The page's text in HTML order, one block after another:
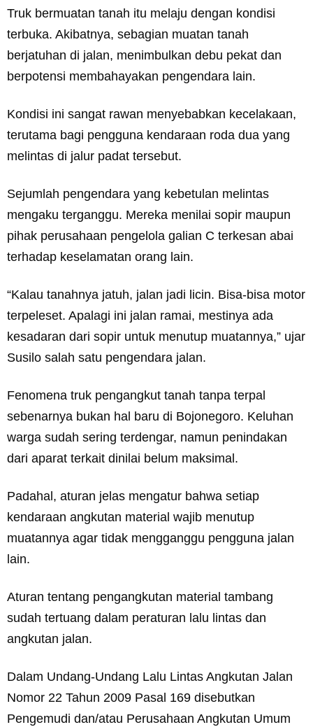
Truk bermuatan tanah itu melaju dengan kondisi
terbuka. Akibatnya, sebagian muatan tanah
berjatuhan di jalan, menimbulkan debu pekat dan
berpotensi membahayakan pengendara lain.
Kondisi ini sangat rawan menyebabkan kecelakaan,
terutama bagi pengguna kendaraan roda dua yang
melintas di jalur padat tersebut.
Sejumlah pengendara yang kebetulan melintas
mengaku terganggu. Mereka menilai sopir maupun
pihak perusahaan pengelola galian C terkesan abai
terhadap keselamatan orang lain.
“Kalau tanahnya jatuh, jalan jadi licin. Bisa-bisa motor
terpeleset. Apalagi ini jalan ramai, mestinya ada
kesadaran dari sopir untuk menutup muatannya,” ujar
Susilo salah satu pengendara jalan.
Fenomena truk pengangkut tanah tanpa terpal
sebenarnya bukan hal baru di Bojonegoro. Keluhan
warga sudah sering terdengar, namun penindakan
dari aparat terkait dinilai belum maksimal.
Padahal, aturan jelas mengatur bahwa setiap
kendaraan angkutan material wajib menutup
muatannya agar tidak mengganggu pengguna jalan
lain.
Aturan tentang pengangkutan material tambang
sudah tertuang dalam peraturan lalu lintas dan
angkutan jalan.
Dalam Undang-Undang Lalu Lintas Angkutan Jalan
Nomor 22 Tahun 2009 Pasal 169 disebutkan
Pengemudi dan/atau Perusahaan Angkutan Umum